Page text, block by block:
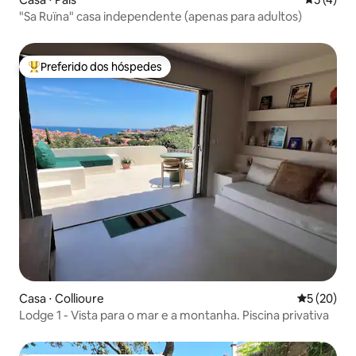
"Sa Ruïna" casa independente (apenas para adultos)
Entre os melhores preferidos dos hóspedes
Preferido dos hóspedes
Casa ⋅ Collioure 5 de uma
5 (20)
Lodge 1 - Vista para o mar e a montanha. Piscina privativa